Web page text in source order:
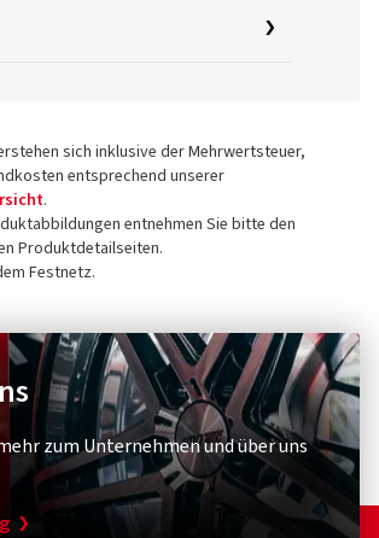
sich inklusive der Mehrwertsteuer,
entsprechend unserer
.
entnehmen Sie bitte den
Produktdetailseiten.
Festnetz.
zum Unternehmen und über uns